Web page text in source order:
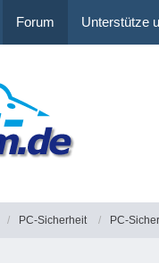
Forum Unterstütze
PC-Sicherheit PC-